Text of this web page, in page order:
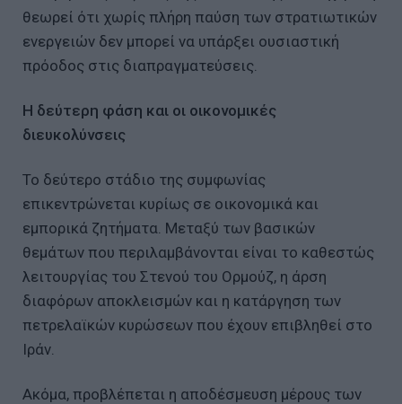
θεωρεί ότι χωρίς πλήρη παύση των στρατιωτικών
ενεργειών δεν μπορεί να υπάρξει ουσιαστική
πρόοδος στις διαπραγματεύσεις.
Η δεύτερη φάση και οι οικονομικές
διευκολύνσεις
Το δεύτερο στάδιο της συμφωνίας
επικεντρώνεται κυρίως σε οικονομικά και
εμπορικά ζητήματα. Μεταξύ των βασικών
θεμάτων που περιλαμβάνονται είναι το καθεστώς
λειτουργίας του Στενού του Ορμούζ, η άρση
διαφόρων αποκλεισμών και η κατάργηση των
πετρελαϊκών κυρώσεων που έχουν επιβληθεί στο
Ιράν.
Ακόμα, προβλέπεται η αποδέσμευση μέρους των